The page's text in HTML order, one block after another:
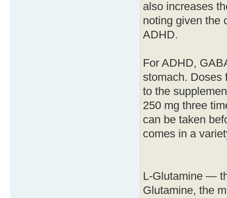
also increases
noting given the
ADHD.
For ADHD,
stomach. Doses
to the
250 mg three
can be taken
comes in a
L-Glutamine —
Glutamine, the